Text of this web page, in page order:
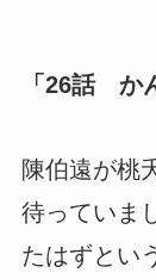
「26話 か
陳伯遠が桃
待っていま
たはずとい